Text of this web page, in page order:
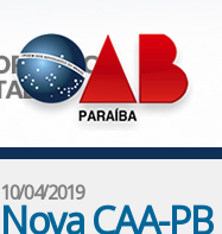
10/04/2019
Nova CAA-